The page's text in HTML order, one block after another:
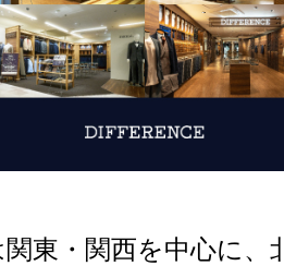
東・関西を中心に、